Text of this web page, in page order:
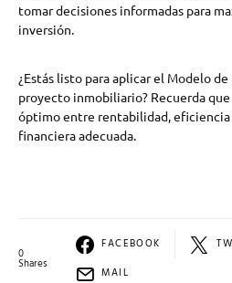
tomar decisiones informadas para
inversión.
¿Estás listo para aplicar el Modelo
proyecto inmobiliario? Recuerda
óptimo entre rentabilidad,
financiera adecuada.
0
Shares
FACEBOOK
MAIL